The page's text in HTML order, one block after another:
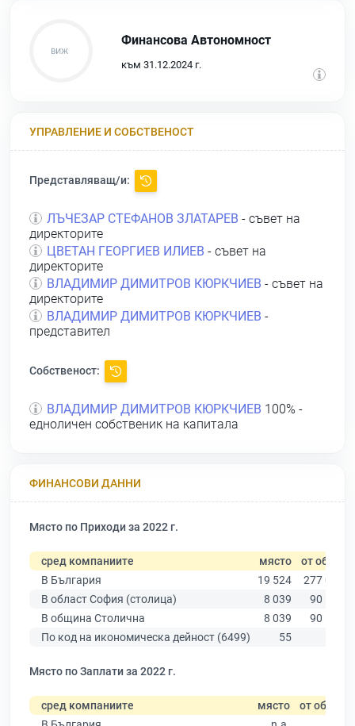
Финансова Автономност
към 31.12.2024 г.
УПРАВЛЕНИЕ И СОБСТВЕНОСТ
Представляващ/и:
ЛЪЧЕЗАР СТЕФАНОВ ЗЛАТАРЕВ - съвет на
директорите
ЦВЕТАН ГЕОРГИЕВ ИЛИЕВ - съвет на
директорите
ВЛАДИМИР ДИМИТРОВ КЮРКЧИЕВ - съвет на
директорите
ВЛАДИМИР ДИМИТРОВ КЮРКЧИЕВ -
представител
Собственост:
ВЛАДИМИР ДИМИТРОВ КЮРКЧИЕВ 100% -
едноличен собственик на капитала
ФИНАНСОВИ ДАННИ
Място по Приходи за 2022 г.
сред компаниите място от общо
В България
19 524
277 019
В област София (столица)
8 039
90 178
В община Столична
8 039
90 178
По код на икономическа дейност (6499)
55
Място по Заплати за 2022 г.
сред компаниите място от общо